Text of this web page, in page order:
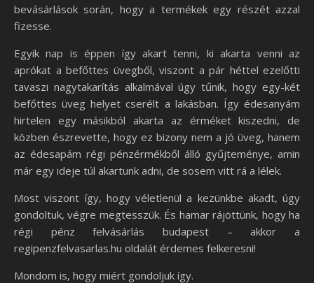
bevásárlások során, hogy a termékek egy részét azzal
fizesse.
Egyik nap is éppen így akart tenni, ki akarta venni az
aprókat a befőttes üvegből, viszont a pár héttel ezelőtti
tavaszi nagytakarítás alkalmával úgy tűnik, hogy egy-két
befőttes üveg helyet cserélt a lakásban. Így édesanyám
hirtelen egy másikból akarta az érméket kiszedni, de
közben észrevette, hogy ez bizony nem a jó üveg, hanem
az édesapám régi pénzérmékből álló gyűjteménye, amin
már egy ideje túl akartunk adni, de sosem vitt rá a lélek.
Most viszont így, hogy véletlenül a kezünkbe akadt, úgy
gondoltuk, végre megtesszük. És hamar rájöttünk, hogy ha
régi pénz felvásárlás budapest – akkor a
regipenzfelvasarlas.hu oldalát érdemes felkeresni!
Mondom is, hogy miért gondoljuk így.